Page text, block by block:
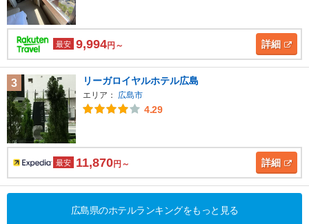
最安 9,994円～ 詳細
3 リーガロイヤルホテル広島
エリア： 広島市
4.29
最安 11,870円～ 詳細
広島県のホテルランキングをもっと見る